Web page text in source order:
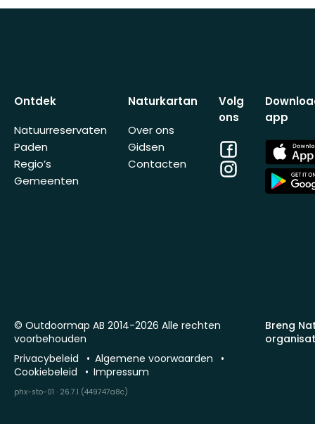
Ontdek
Natuurreservaten
Paden
Regio’s
Gemeenten
Naturkartan
Over ons
Gidsen
Contacten
Volg
ons
Facebook
Instagram
app
App
Store
App
Store
Breng
© Outdoormap AB 2014-2026 Alle rechten
voorbehouden
Privacybeleid
Algemene voorwaarden
Cookiebeleid
Impressum
phx-sto-01 · 26.7.1 (449747a8c)